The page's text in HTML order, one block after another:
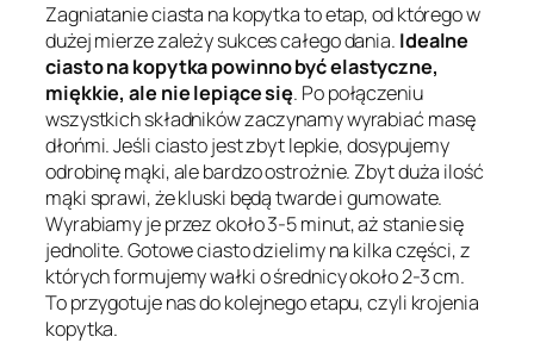
Zagniatanie ciasta na kopytka to etap, od którego w
dużej mierze zależy sukces całego dania. Idealne
ciasto na kopytka powinno być elastyczne,
miękkie, ale nie lepiące się. Po połączeniu
wszystkich składników zaczynamy wyrabiać masę
dłońmi. Jeśli ciasto jest zbyt lepkie, dosypujemy
odrobinę mąki, ale bardzo ostrożnie. Zbyt duża ilość
mąki sprawi, że kluski będą twarde i gumowate.
Wyrabiamy je przez około 3-5 minut, aż stanie się
jednolite. Gotowe ciasto dzielimy na kilka części, z
których formujemy wałki o średnicy około 2-3 cm.
To przygotuje nas do kolejnego etapu, czyli krojenia
kopytka.